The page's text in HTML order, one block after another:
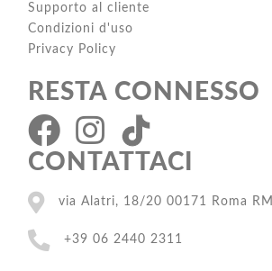
Supporto al cliente
Condizioni d'uso
Privacy Policy
RESTA CONNESSO
CONTATTACI
via Alatri, 18/20 00171 Roma RM
+39 06 2440 2311